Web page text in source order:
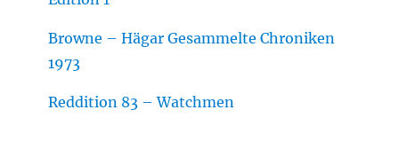
Browne – Hägar Gesammelte Chroniken
1973
Reddition 83 – Watchmen